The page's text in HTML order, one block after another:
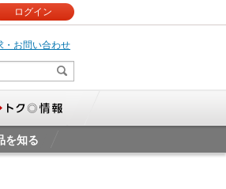
ログイン
・お問い合わせ
を知る